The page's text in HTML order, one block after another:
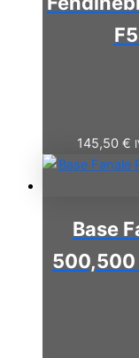
145,50 €
Base
500,500